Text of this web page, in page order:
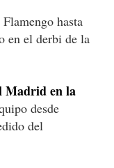
hasta
en el derbi de la
Madrid en la
desde
del